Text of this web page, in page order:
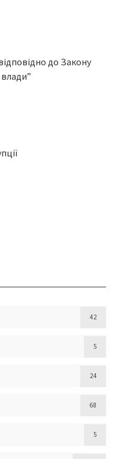
до Закону
42
5
24
68
5